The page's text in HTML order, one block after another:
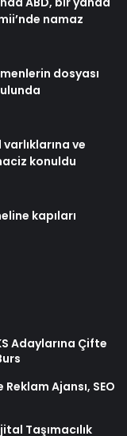
namaz
dosyası
varlıklarına ve
konuldu
kapıları
Adaylarına Çifte
Ajansı, SEO
Taşımacılık